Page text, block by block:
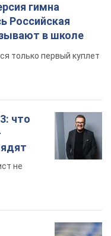
гимна
Российская
в школе
только первый куплет
что
не